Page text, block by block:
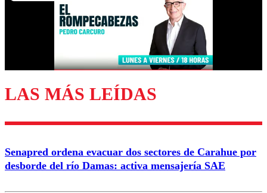
Enviar comentario
LAS MÁS LEÍDAS
Senapred ordena evacuar dos sectores de Carahue por
desborde del río Damas: activa mensajería SAE